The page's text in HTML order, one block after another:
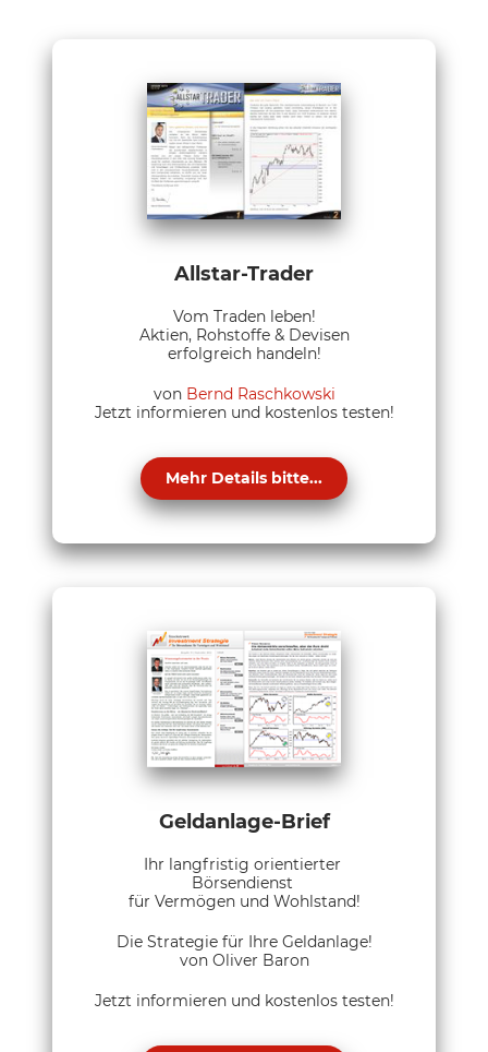
Allstar-Trader
Vom Traden leben!
Aktien, Rohstoffe & Devisen
erfolgreich handeln!
von Bernd Raschkowski
Jetzt informieren und kostenlos testen!
Mehr Details bitte...
Geldanlage-Brief
Ihr langfristig orientierter
Börsendienst
für Vermögen und Wohlstand!
Die Strategie für Ihre Geldanlage!
von Oliver Baron
Jetzt informieren und kostenlos testen!